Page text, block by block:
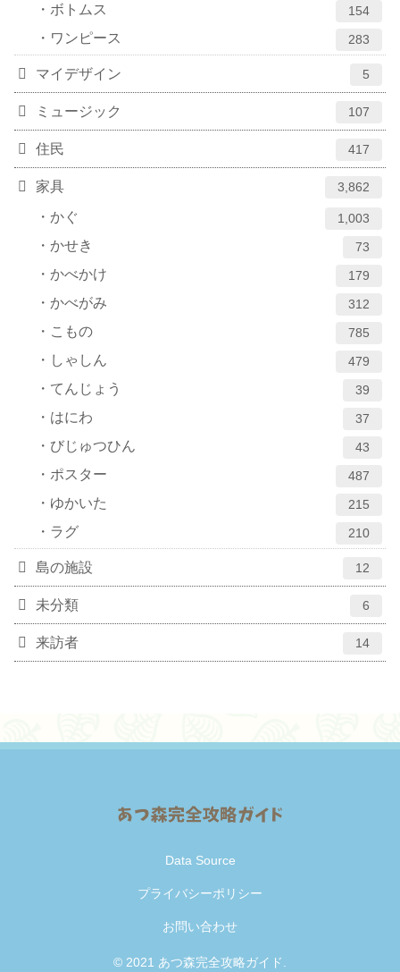
ボトムス 154
ワンピース 283
マイデザイン 5
ミュージック 107
住民 417
家具 3,862
かぐ 1,003
かせき 73
かべかけ 179
かべがみ 312
こもの 785
しゃしん 479
てんじょう 39
はにわ 37
びじゅつひん 43
ポスター 487
ゆかいた 215
ラグ 210
島の施設 12
未分類 6
来訪者 14
Data Source
プライバシーポリシー
お問い合わせ
© 2021 あつ森完全攻略ガイド.